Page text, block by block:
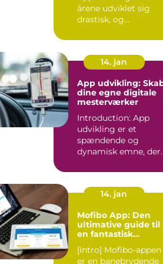
årene udviklet sig
drastisk, og
er i ...
14. jan
App udvikling:
dine egne digitale
mesterværker
Introduction: App
udvikling er et
spændende og
dynamisk emne, der
professionelle udv...
14. jan
Mofibo App: Den
ultimative guide til
en fantastisk
[Intro] Mofibo-appen
er en banebrydende